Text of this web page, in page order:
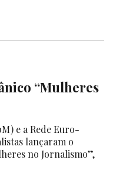
“Mulheres
e a Rede Euro-
lançaram o
no Jornalismo”,